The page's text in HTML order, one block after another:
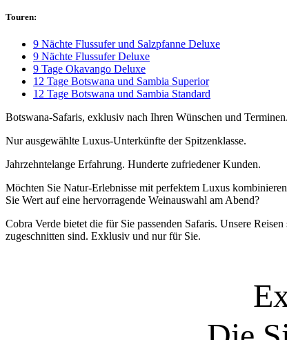
Touren:
9 Nächte Flussufer und Salzpfanne Deluxe
9 Nächte Flussufer Deluxe
9 Tage Okavango Deluxe
12 Tage Botswana und Sambia Superior
12 Tage Botswana und Sambia Standard
Botswana-Safaris, exklusiv nach Ihren Wünschen und Terminen.
Nur ausgewählte Luxus-Unterkünfte der Spitzenklasse.
Jahrzehntelange Erfahrung. Hunderte zufriedener Kunden.
Möchten Sie Natur-Erlebnisse mit perfektem Luxus
Sie Wert auf eine hervorragende Weinauswahl am Abend?
Cobra Verde bietet die für Sie passenden Safaris. Unsere
zugeschnitten sind. Exklusiv und nur für Sie.